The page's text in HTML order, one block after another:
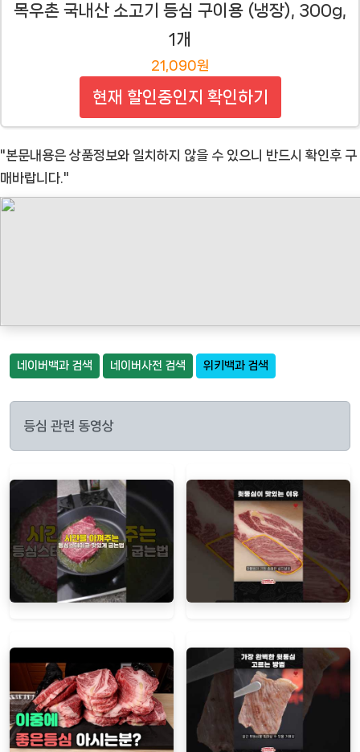
목우촌 국내산 소고기 등심 구이용 (냉장), 300g,
1개
21,090원
현재 할인중인지 확인하기
"본문내용은 상품정보와 일치하지 않을 수 있으니 반드시 확인후 구
매바랍니다."
네이버백과 검색 네이버사전 검색 위키백과 검색
등심 관련 동영상